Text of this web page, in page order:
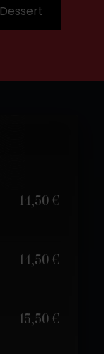
Dessert
14,50 €
14,50 €
15,50 €